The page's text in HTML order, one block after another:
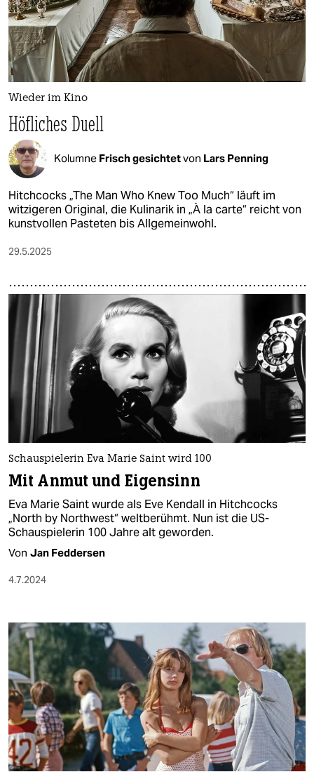
Wieder im Kino
Höfliches Duell
Kolumne Frisch gesichtetvon Lars Penning
Hitchcocks „The Man Who Knew Too Much“ läuft im
witzigeren Original, die Kulinarik in „À la carte“ reicht von
kunstvollen Pasteten bis Allgemeinwohl.
29.5.2025
Schauspielerin Eva Marie Saint wird 100
Mit Anmut und Eigensinn
Eva Marie Saint wurde als Eve Kendall in Hitchcocks
„North by Northwest“ weltberühmt. Nun ist die US-
Schauspielerin 100 Jahre alt geworden.
Von Jan Feddersen
4.7.2024